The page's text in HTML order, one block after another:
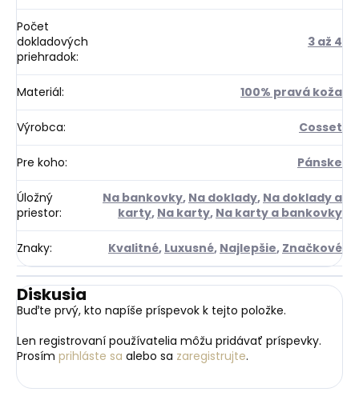
Počet
dokladových
priehradok:
3 až 4
Materiál: 100% pravá koža
Výrobca: Cosset
Pre koho: Pánske
Úložný
priestor:
Na bankovky, Na doklady, Na doklady a
karty, Na karty, Na karty a bankovky
Znaky: Kvalitné, Luxusné, Najlepšie, Značkové
Diskusia
Buďte prvý, kto napíše príspevok k tejto položke.
Len registrovaní používatelia môžu pridávať príspevky.
Prosím prihláste sa alebo sa zaregistrujte.